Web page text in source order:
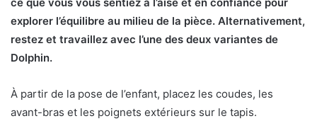
explorer l’équilibre au milieu de la pièce. Alternativement,
restez et travaillez avec l’une des deux variantes de
Dolphin.
À partir de la pose de l’enfant, placez les coudes, les
avant-bras et les poignets extérieurs sur le tapis.